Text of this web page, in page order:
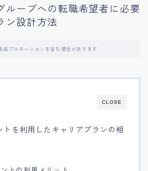
の質問リスト
定の方法
ジの体験談
ドバイス集
談のポイント
ループへの転職希望者に必要
ン設計方法
品プロモーションを含む場合があります
CLOSE
トを利用したキャリアプランの相